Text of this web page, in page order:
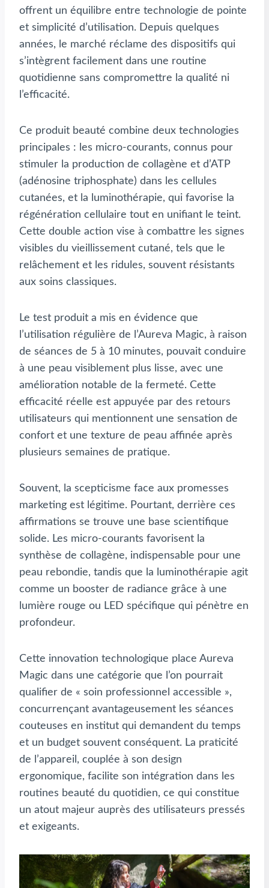
offrent un équilibre entre technologie de pointe
et simplicité d’utilisation. Depuis quelques
années, le marché réclame des dispositifs qui
s’intègrent facilement dans une routine
quotidienne sans compromettre la qualité ni
l’efficacité.
Ce produit beauté combine deux technologies
principales : les micro-courants, connus pour
stimuler la production de collagène et d’ATP
(adénosine triphosphate) dans les cellules
cutanées, et la luminothérapie, qui favorise la
régénération cellulaire tout en unifiant le teint.
Cette double action vise à combattre les signes
visibles du vieillissement cutané, tels que le
relâchement et les ridules, souvent résistants
aux soins classiques.
Le test produit a mis en évidence que
l’utilisation régulière de l’Aureva Magic, à raison
de séances de 5 à 10 minutes, pouvait conduire
à une peau visiblement plus lisse, avec une
amélioration notable de la fermeté. Cette
efficacité réelle est appuyée par des retours
utilisateurs qui mentionnent une sensation de
confort et une texture de peau affinée après
plusieurs semaines de pratique.
Souvent, la scepticisme face aux promesses
marketing est légitime. Pourtant, derrière ces
affirmations se trouve une base scientifique
solide. Les micro-courants favorisent la
synthèse de collagène, indispensable pour une
peau rebondie, tandis que la luminothérapie agit
comme un booster de radiance grâce à une
lumière rouge ou LED spécifique qui pénètre en
profondeur.
Cette innovation technologique place Aureva
Magic dans une catégorie que l’on pourrait
qualifier de « soin professionnel accessible »,
concurrençant avantageusement les séances
couteuses en institut qui demandent du temps
et un budget souvent conséquent. La praticité
de l’appareil, couplée à son design
ergonomique, facilite son intégration dans les
routines beauté du quotidien, ce qui constitue
un atout majeur auprès des utilisateurs pressés
et exigeants.